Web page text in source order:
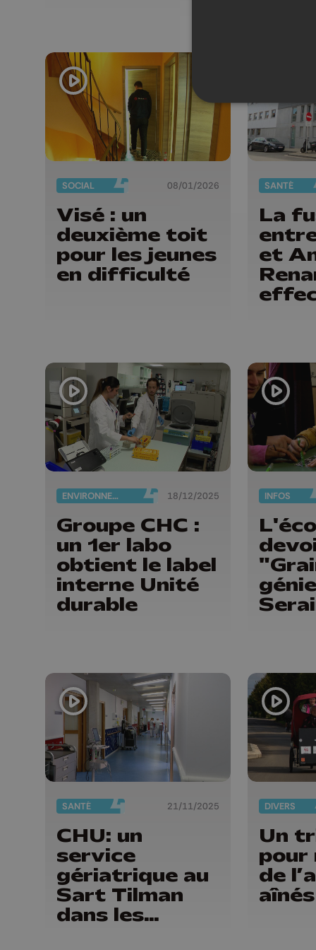
SOCIAL 08/01/2026
Visé : un
deuxième toit
pour les jeunes
en difficulté
SANTÉ
La
et
ENVIRONNEMENT 18/12/2025
Groupe CHC :
un 1er labo
obtient le label
interne Unité
durable
INFOS
SANTÉ 21/11/2025
CHU: un
service
gériatrique au
Sart Tilman
dans les
DIVERS
Un
pour
de
aînés